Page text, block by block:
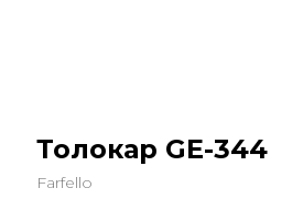
Толокар GE-344
Farfello